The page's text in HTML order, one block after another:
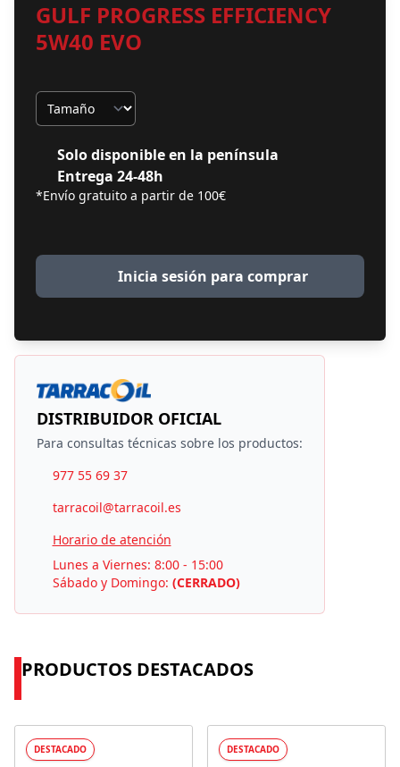
GULF PROGRESS EFFICIENCY
5W40 EVO
Tamaño
Solo disponible en la península
Entrega 24-48h
*Envío gratuito a partir de 100€
Inicia sesión para comprar
DISTRIBUIDOR OFICIAL
Para consultas técnicas sobre los productos:
977 55 69 37
tarracoil@tarracoil.es
Horario de atención
Lunes a Viernes: 8:00 - 15:00
Sábado y Domingo: (CERRADO)
PRODUCTOS DESTACADOS
DESTACADO DESTACADO